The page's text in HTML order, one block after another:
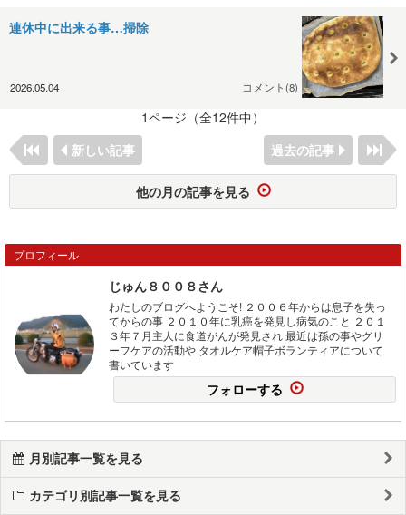
連休中に出来る事…掃除
2026.05.04 コメント(8)
1ページ（全12件中）
新しい記事
過去の記事
他の月の記事を見る
プロフィール
じゅん８００８さん
わたしのブログへようこそ! ２００６年からは息子を失っ
てからの事 ２０１０年に乳癌を発見し病気のこと ２０１
３年７月主人に食道がんが発見され 最近は孫の事やグリ
ーフケアの活動や タオルケア帽子ボランティアについて
書いています
フォローする
月別記事一覧を見る
カテゴリ別記事一覧を見る